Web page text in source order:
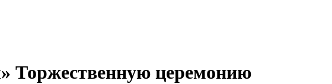
Торжественную церемонию